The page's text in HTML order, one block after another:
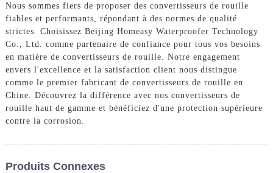
Nous sommes fiers de proposer des convertisseurs de rouille
fiables et performants, répondant à des normes de qualité
strictes. Choisissez Beijing Homeasy Waterproofer Technology
Co., Ltd. comme partenaire de confiance pour tous vos besoins
en matière de convertisseurs de rouille. Notre engagement
envers l'excellence et la satisfaction client nous distingue
comme le premier fabricant de convertisseurs de rouille en
Chine. Découvrez la différence avec nos convertisseurs de
rouille haut de gamme et bénéficiez d'une protection supérieure
contre la corrosion.
Produits Connexes